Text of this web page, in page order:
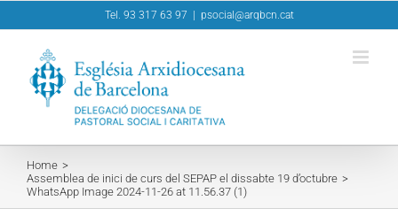
to
Tel. 93 317 63 97 psocial@arqbcn.cat
Home
Assemblea de inici de curs del SEPAP el dissabte 19 d’octubre
WhatsApp Image 2024-11-26 at 11.56.37 (1)